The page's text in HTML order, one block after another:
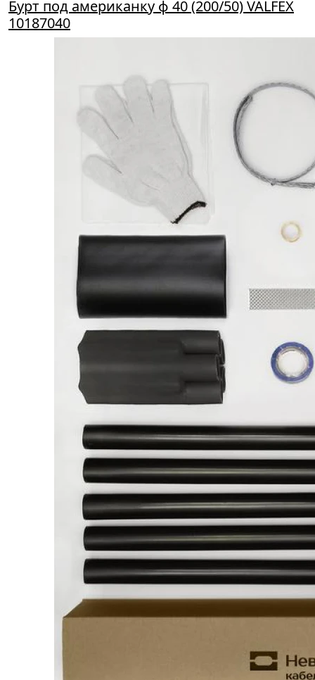
Бурт под американку ф 40 (200/50) VALFEX
10187040